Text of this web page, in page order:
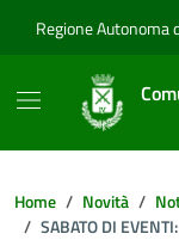
Regione Autonoma
Home Novità
SABATO DI